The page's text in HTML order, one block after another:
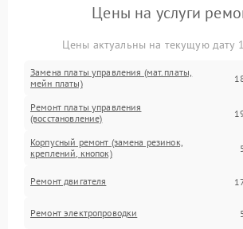
Цены на услуги
Цены актуальны на текущую дату
Замена платы управления (мат.платы,
мейн платы)
Ремонт платы управления
(восстановление)
Корпусный ремонт (замена резинок,
креплений, кнопок)
Ремонт двигателя
Ремонт электропроводки